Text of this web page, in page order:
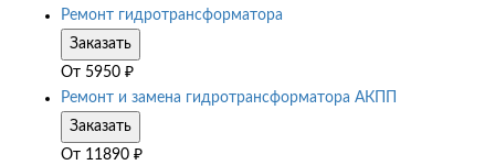
Ремонт гидротрансформатора
Заказать
От 5950 ₽
Ремонт и замена гидротрансформатора АКПП
Заказать
От 11890 ₽